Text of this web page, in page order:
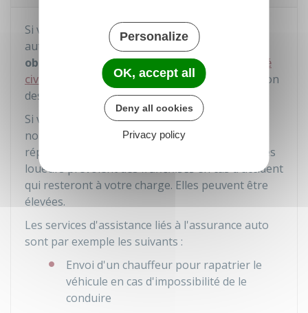
Si vous utilisez votre voiture, l'assurance
automobile souscrite en France inclut
obligatoirementuneassurance responsabilité
civile
. Cette assurance vise à couvrir la réparation
des dommages que vous avez causé à autrui.
Si vous utilisez un véhicule loué, c'est
normalement l'assurance du loueur qui doit
réparer le préjudice. Souvent, les assurances des
loueurs prévoient desfranchisesen cas d'accident
qui resteront à votre charge. Elles peuvent être
élevées.
Les services d'assistance liés à l'assurance auto
sont par exemple les suivants :
Envoi d'un chauffeur pour rapatrier le
véhicule en cas d'impossibilité de le
conduire
Personalize
OK, accept all
Deny all cookies
Privacy policy